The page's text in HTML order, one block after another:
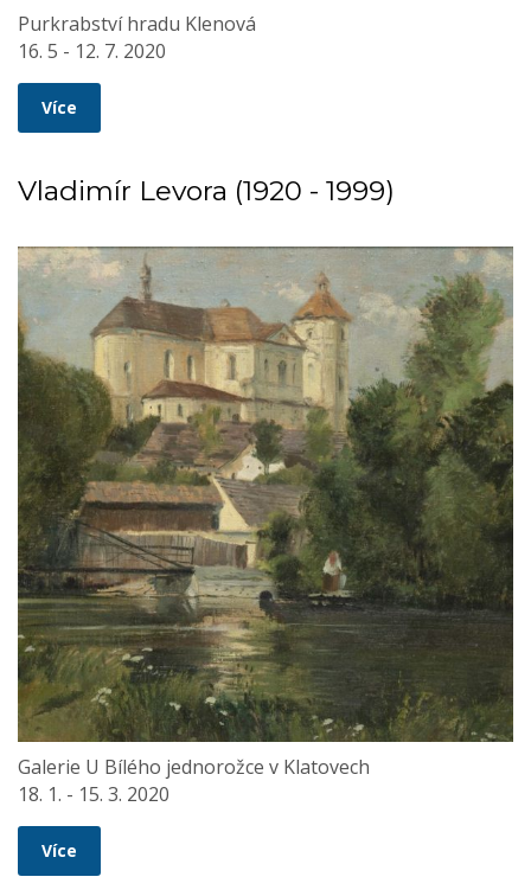
Purkrabství hradu Klenová
16. 5 - 12. 7. 2020
Více
Vladimír Levora (1920 - 1999)
Galerie U Bílého jednorožce v Klatovech
18. 1. - 15. 3. 2020
Více